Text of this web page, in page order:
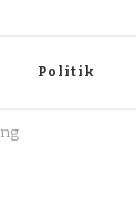
Politik